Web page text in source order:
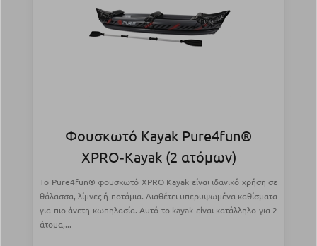
Φουσκωτό Kayak Pure4fun®
XPRO‑Kayak (2 ατόμων)
Το Pure4fun® φουσκωτό XPRO Kayak είναι ιδανικό χρήση σε
θάλασσα, λίμνες ή ποτάμια. Διαθέτει υπερυψωμένα καθίσματα
για πιο άνετη κωπηλασία. Αυτό το kayak είναι κατάλληλο για 2
άτομα,...